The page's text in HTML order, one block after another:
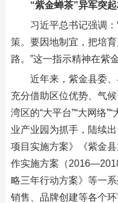
“紫金蝉茶”异军突
习近平总书记强调
策。要因地制宜，把培
路。”这一指示精神在紫
近年来，紫金县委
充分借助区位优势、气
湾区的“大平台”“大网络
业产业园为抓手，陆续
项目实施方案》《紫金
作实施方案（
略三年行动方案》等一
销售、品牌创建等各个